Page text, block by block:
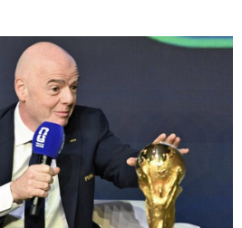
Şampiyonası, 30 Temmuz–2
Ankara Keçiören Taha Akgül Spor